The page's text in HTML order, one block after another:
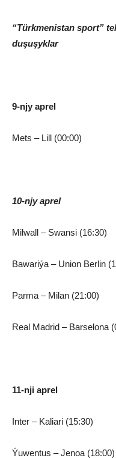
“Türkmenistan sport”
duşuşyklar
9-njy aprel
Mets – Lill (00:00)
10-njy aprel
Milwall – Swansi (16:30)
Bawariýa – Union Berlin
Parma – Milan (21:00)
Real Madrid – Barselona
11-nji aprel
Inter – Kaliari (15:30)
Ýuwentus – Jenoa (18:00)